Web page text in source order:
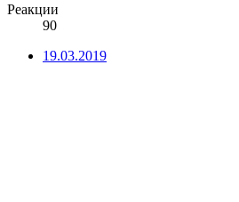
Реакции
90
19.03.2019